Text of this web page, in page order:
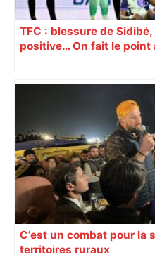
TFC : blessure de
positive… On fait le point
C’est un combat pour la
territoires ruraux